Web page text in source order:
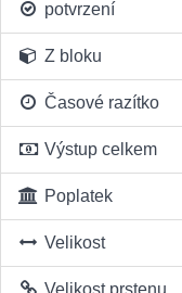
potvrzení
Z bloku
Časové razítko
Výstup celkem
Poplatek
Velikost
Velikost prstenu